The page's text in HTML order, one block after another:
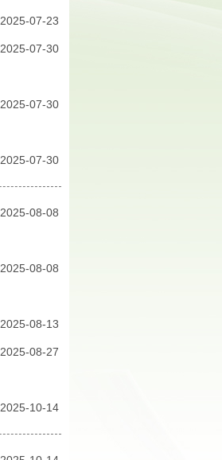
2025-07-23
2025-07-30
2025-07-30
2025-07-30
2025-08-08
2025-08-08
2025-08-13
2025-08-27
2025-10-14